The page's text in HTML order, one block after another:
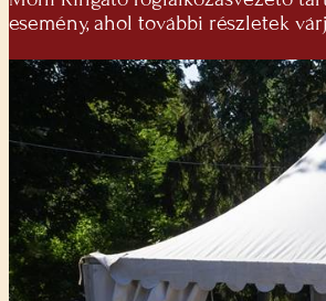
esemény, ahol további részletek